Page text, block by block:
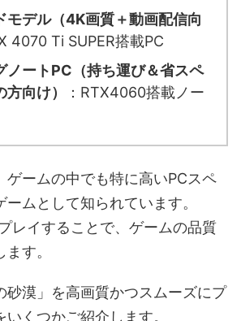
モデル（4K画質＋動画配信向
4070 Ti SUPER搭載PC
ノートPC（持ち運び＆省スペ
向け）
：RTX4060搭載ノー
ゲームの中でも特に高いPCスペ
ームとして知られています。
レイすることで、ゲームの品質
す。
砂漠」を高画質かつスムーズにプ
くつかご紹介します。